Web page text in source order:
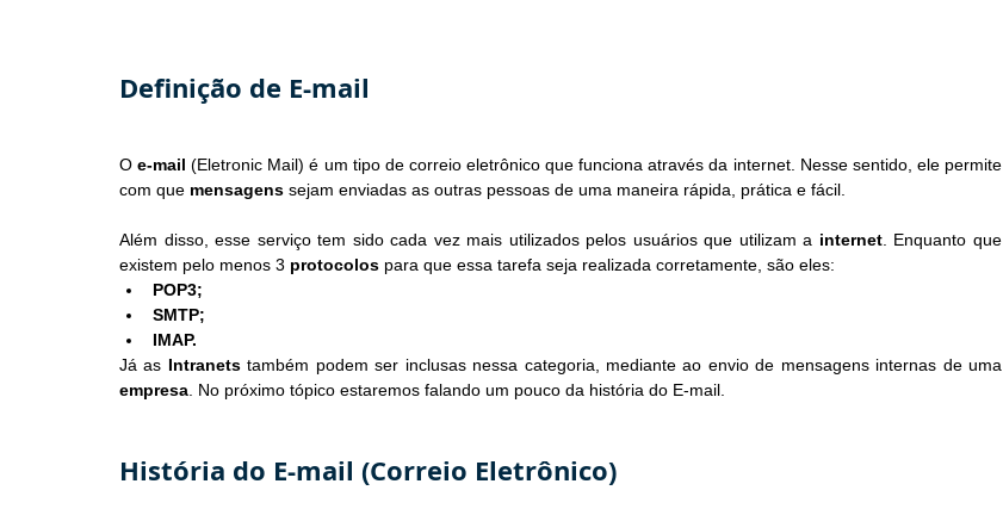
Definição de E-mail
O e-mail (Eletronic Mail) é um tipo de correio eletrônico que funciona através da internet. Nesse sentido, ele permite
com que mensagens sejam enviadas as outras pessoas de uma maneira rápida, prática e fácil.
Além disso, esse serviço tem sido cada vez mais utilizados pelos usuários que utilizam a internet. Enquanto que
existem pelo menos 3 protocolos para que essa tarefa seja realizada corretamente, são eles:
POP3;
SMTP;
IMAP.
Já as Intranets
empresa. No próximo tópico estaremos falando um pouco da história do E-mail.
História do E-mail (Correio Eletrônico)